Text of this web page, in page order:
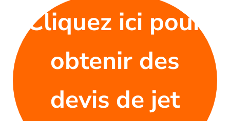
Cliquez ici pour
obtenir des
devis de jet